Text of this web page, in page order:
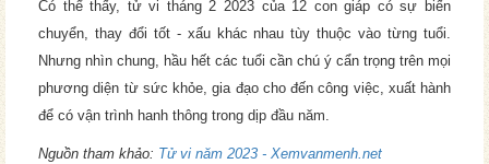
Có thể thấy, tử vi tháng 2 2023 của 12 con giáp có sự biến
chuyển, thay đổi tốt - xấu khác nhau tùy thuộc vào từng tuổi.
Nhưng nhìn chung, hầu hết các tuổi cần chú ý cẩn trọng trên mọi
phương diện từ sức khỏe, gia đạo cho đến công việc, xuất hành
để có vận trình hanh thông trong dịp đầu năm.
Nguồn tham khảo: Tử vi năm 2023 - Xemvanmenh.net